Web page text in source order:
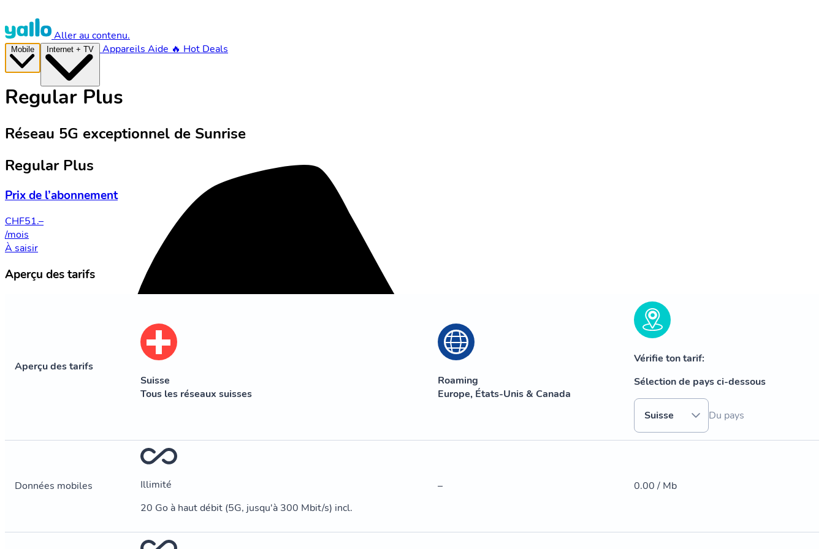
Aller au contenu.
Appareils Aide 🔥 Hot Deals
Regular Plus
Réseau 5G exceptionnel de Sunrise
Regular Plus
Prix de l’abonnement
CHF51.–
/mois
À saisir
Aperçu des tarifs
Aperçu des tarifs
Suisse
Tous les réseaux suisses
Roaming
Europe, États-Unis & Canada
Vérifie ton tarif:
Sélection de pays ci-dessous
Suisse Du pays
Données mobiles
Illimité
20 Go à haut débit (5G, jusqu'à 300 Mbit/s) incl.
– 0.00 / Mb